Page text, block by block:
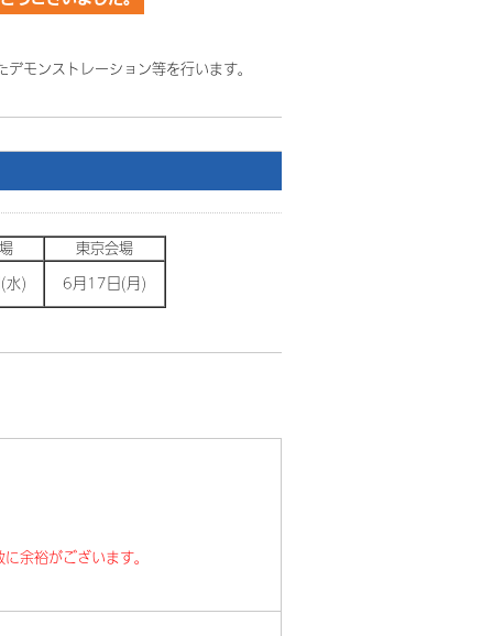
モンストレーション等を行います。
東京会場
水) 6月17日(月)
余裕がございます。